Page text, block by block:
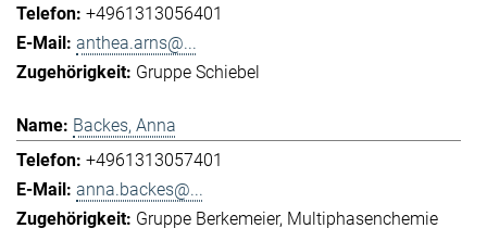
+4961313056401
anthea.arns@...
Gruppe Schiebel
Backes, Anna
+4961313057401
anna.backes@...
Gruppe Berkemeier Multiphasenchemie